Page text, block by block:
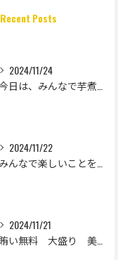
Recent Posts
2024/11/24
2024/11/22
2024/11/21